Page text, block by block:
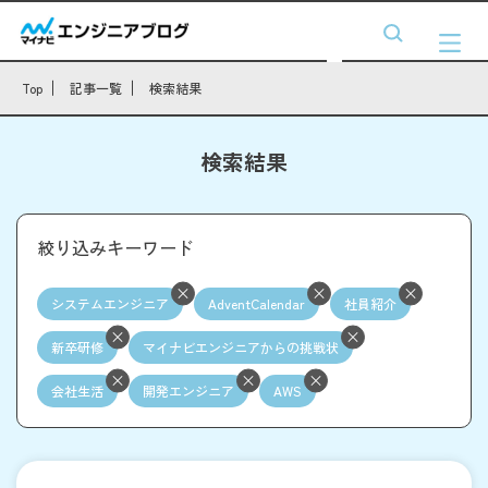
Top 記事一覧 検索結果
検索結果
絞り込みキーワード
システムエンジニア AdventCalendar 社員紹介
新卒研修 マイナビエンジニアからの挑戦状
会社生活 開発エンジニア AWS